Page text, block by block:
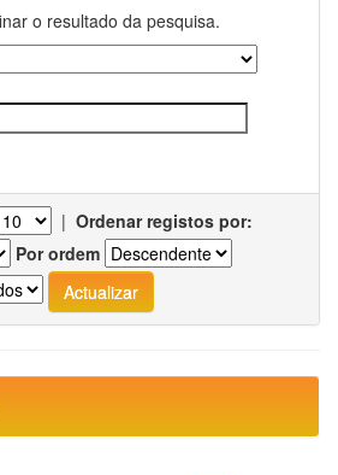
o resultado da pesquisa.
| Ordenar registos por:
Por ordem